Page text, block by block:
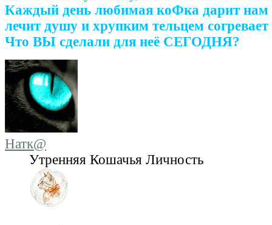
Каждый день любимая коФка дарит нам
лечит душу и хрупким тельцем согревает
Что ВЫ сделали для неё СЕГОДНЯ?
Натк@
Утренняя Кошачья Личность